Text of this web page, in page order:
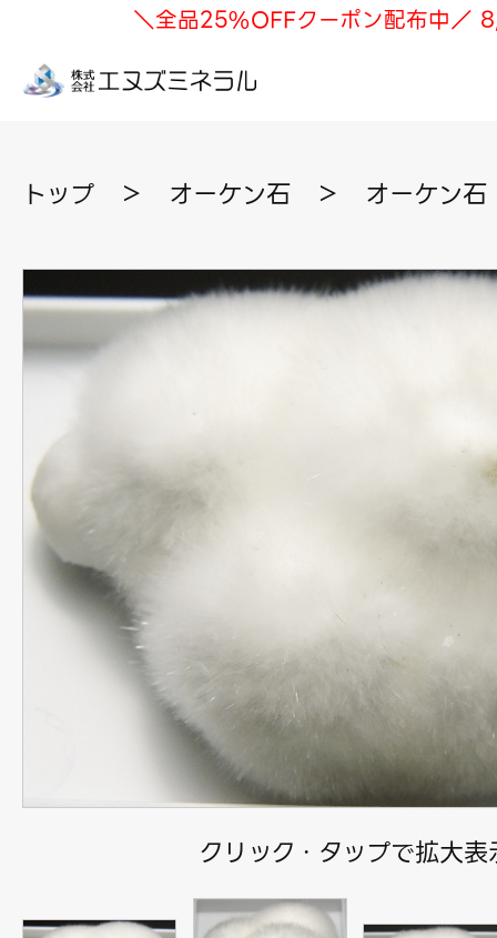
＼全品25%OFFクーポン配布中／
トップ ＞ オーケン石 ＞ オーケン
クリック・タップで拡大表